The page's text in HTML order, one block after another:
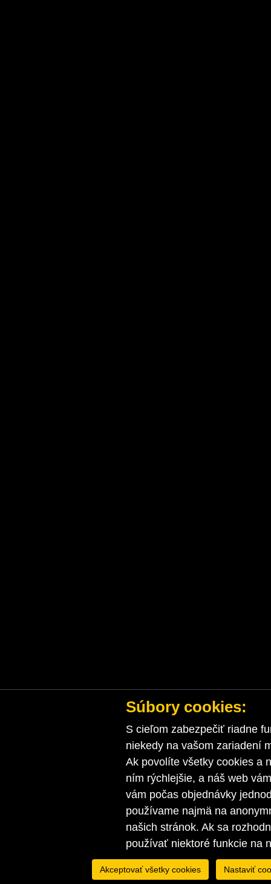
Súbory cookies:
S cieľom zabezpečiť riadne
niekedy na vašom zariadení
Ak povolíte všetky cookies a
ním rýchlejšie, a náš web
vám počas objednávky
používame najmä na
našich stránok. Ak sa
používať niektoré funkcie na
Akceptovať všetky cookies Nastaviť